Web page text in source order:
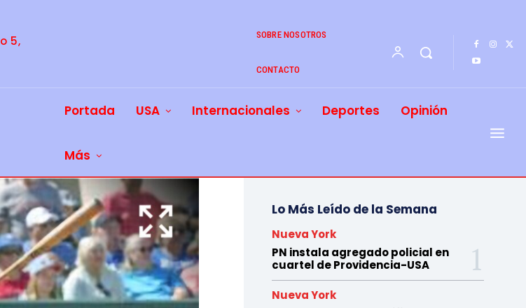
5,
SOBRE NOSOTROS
CONTACTO
Portada USA Internacionales Deportes Opinión
Más
Lo Más Leído de la Semana
Nueva York
PN instala agregado policial en
cuartel de Providencia-USA
Nueva York